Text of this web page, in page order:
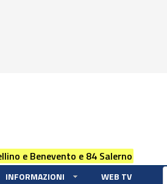
e Benevento e 84 Salerno
INFORMAZIONI WEB TV